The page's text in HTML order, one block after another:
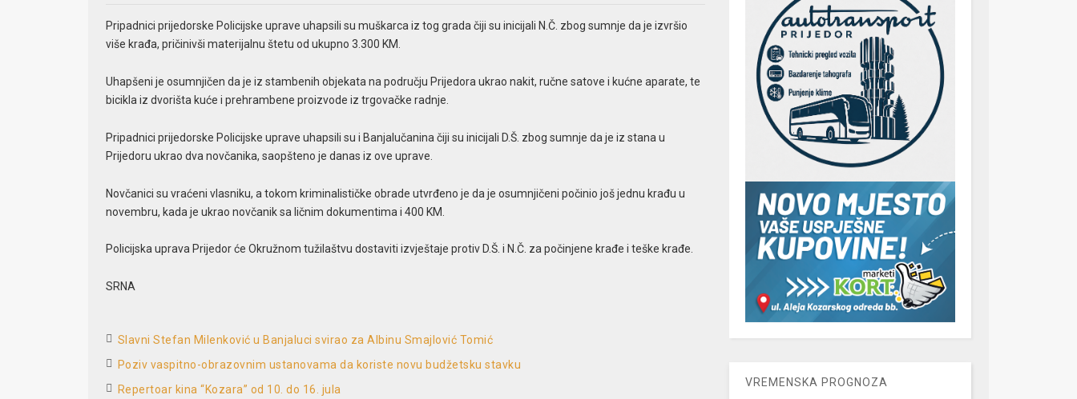
Pripadnici prijedorske Policijske uprave uhapsili su muškarca iz tog grada čiji su inicijali N.Č. zbog sumnje da je izvršio
više krađa, pričinivši materijalnu štetu od ukupno 3.300 KM.
Uhapšeni je osumnjičen da je iz stambenih objekata na području Prijedora ukrao nakit, ručne satove i kućne aparate, te
bicikla iz dvorišta kuće i prehrambene proizvode iz trgovačke radnje.
Pripadnici prijedorske Policijske uprave uhapsili su i Banjalučanina čiji su inicijali D.Š. zbog sumnje da je iz stana u
Prijedoru ukrao dva novčanika, saopšteno je danas iz ove uprave.
Novčanici su vraćeni vlasniku, a tokom kriminalističke obrade utvrđeno je da je osumnjičeni počinio još jednu krađu u
novembru, kada je ukrao novčanik sa ličnim dokumentima i 400 KM.
Policijska uprava Prijedor će Okružnom tužilaštvu dostaviti izvještaje protiv D.Š. i N.Č. za počinjene krađe i teške krađe.
SRNA
Slavni Stefan Milenković u Banjaluci svirao za Albinu Smajlović Tomić
Poziv vaspitno-obrazovnim ustanovama da koriste novu budžetsku stavku
Repertoar kina “Kozara” od 10. do 16. jula
VREMENSKA PROGNOZA